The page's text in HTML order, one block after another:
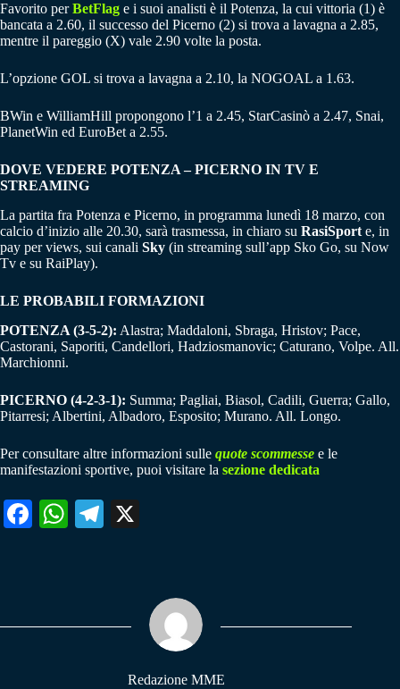
Favorito perBetFlag e i suoi analisti è il Potenza, la cui vittoria (1) è
bancata a 2.60, il successo del Picerno (2) si trova a lavagna a 2.85,
mentre il pareggio (X) vale 2.90 volte la posta.
L’opzione GOL si trova a lavagna a 2.10, la NOGOAL a 1.63.
BWin e WilliamHill propongono l’1 a 2.45, StarCasinò a 2.47, Snai,
PlanetWin ed EuroBet a 2.55.
DOVE VEDERE POTENZA – PICERNO IN TV E
STREAMING
La partita fra Potenza e Picerno, in programma lunedì 18 marzo, con
calcio d’inizio alle 20.30, sarà trasmessa, in chiaro su RasiSport e, in
pay per views, sui canali Sky (in streaming sull’app Sko Go, su Now
Tv e su RaiPlay).
LE PROBABILI FORMAZIONI
POTENZA (3-5-2): Alastra; Maddaloni, Sbraga, Hristov; Pace,
Castorani, Saporiti, Candellori, Hadziosmanovic; Caturano, Volpe. All.
Marchionni.
PICERNO (4-2-3-1): Summa; Pagliai, Biasol, Cadili, Guerra; Gallo,
Pitarresi; Albertini, Albadoro, Esposito; Murano. All. Longo.
Per consultare altre informazioni sulle quote scommesse e le
manifestazioni sportive, puoi visitare la sezione dedicata
Fa W
pp
Te
m
Redazione MME